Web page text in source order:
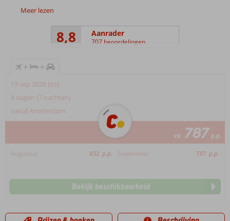
Meer lezen
8,8 Aanrader
707 beoordelingen
+ +
13 sep 2026 (zo)
8 dagen (7 nachten)
vanaf Amsterdam
va 787 p.p.
Augustus 852 p.p. September 787 p.p.
Bekijk beschikbaarheid